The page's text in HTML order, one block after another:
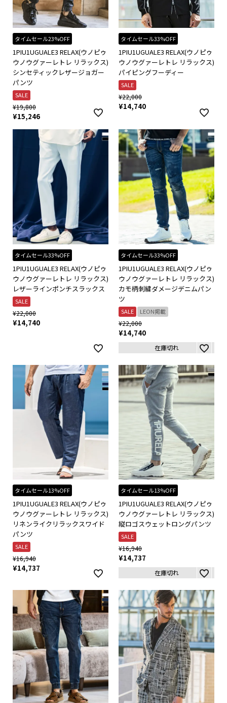
タイムセール23%OFF
1PIU1UGUALE3 RELAX(ウノピゥ
ウノウグァーレトレ リラックス)
シンセティックレザージョガー
パンツ
SALE
¥19,800
¥15,246
タイムセール33%OFF
1PIU1UGUALE3 RELAX(ウノピゥ
ウノウグァーレトレ リラックス)
パイピングフーディー
SALE
¥22,000
¥14,740
タイムセール33%OFF
1PIU1UGUALE3 RELAX(ウノピゥ
ウノウグァーレトレ リラックス)
レザーラインポンチスラックス
SALE
¥22,000
¥14,740
タイムセール33%OFF
1PIU1UGUALE3 RELAX(ウノピゥ
ウノウグァーレトレ リラックス)
カモ柄刺繍ダメージデニムパン
ツ
SALE LEON掲載
¥22,000
¥14,740
在庫切れ
タイムセール13%OFF
1PIU1UGUALE3 RELAX(ウノピゥ
ウノウグァーレトレ リラックス)
リネンライクリラックスワイド
パンツ
SALE
¥16,940
¥14,737
タイムセール13%OFF
1PIU1UGUALE3 RELAX(ウノピゥ
ウノウグァーレトレ リラックス)
縦ロゴスウェットロングパンツ
SALE
¥16,940
¥14,737
在庫切れ